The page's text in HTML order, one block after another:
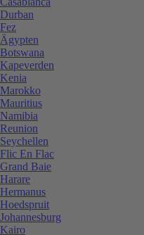
Durban
Fez
Ägypten
Botswana
Kapeverden
Kenia
Marokko
Mauritius
Namibia
Reunion
Seychellen
Flic En Flac
Grand Baie
Harare
Hermanus
Hoedspruit
Johannesburg
Kairo